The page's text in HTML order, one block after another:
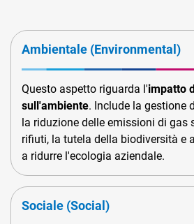
Ambientale (Environmental)
Questo aspetto riguarda l'impatto
sull'ambiente. Include la gestione
la riduzione delle emissioni di gas
rifiuti, la tutela della biodiversità e
a ridurre l'ecologia aziendale.
Sociale (Social)